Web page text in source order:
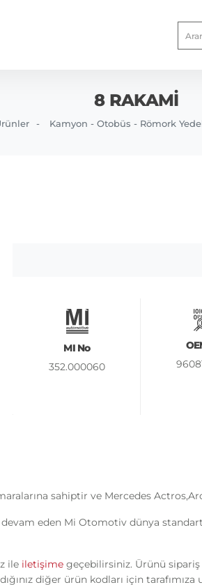
8 RAKAMI
Kamyon - Otobüs - Römork
MI No
352.000060
sahiptir ve Mercedes
eden Mi Otomotiv dünya
ile iletişime geçebilirsiniz. Ürünü
diğer ürün kodları için tarafımıza